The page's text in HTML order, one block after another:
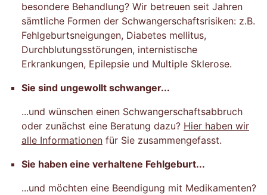
besondere Behandlung? Wir betreuen seit Jahren
sämtliche Formen der Schwangerschaftsrisiken: z.B.
Fehlgeburtsneigungen, Diabetes mellitus,
Durchblutungsstörungen, internistische
Erkrankungen, Epilepsie und Multiple Sklerose.
Sie sind ungewollt schwanger...
...und wünschen einen Schwangerschaftsabbruch
oder zunächst eine Beratung dazu? Hier haben wir
alle Informationen für Sie zusammengefasst.
Sie haben eine verhaltene Fehlgeburt...
...und möchten eine Beendigung mit Medikamenten?